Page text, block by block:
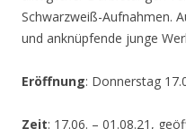
Schwarzweiß-Aufnahmen.
und anknüpfende junge
Eröffnung: Donnerstag
Zeit: 17.06. – 01.08.21,